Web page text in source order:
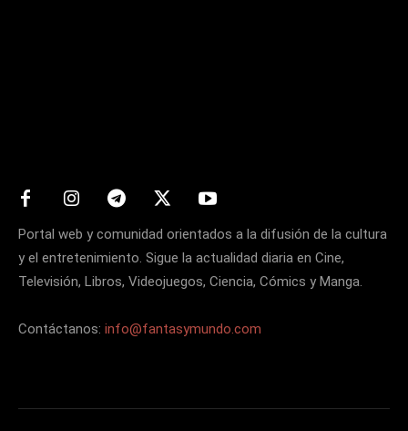
Portal web y comunidad orientados a la difusión de la cultura
y el entretenimiento. Sigue la actualidad diaria en Cine,
Televisión, Libros, Videojuegos, Ciencia, Cómics y Manga.
Contáctanos: info@fantasymundo.com